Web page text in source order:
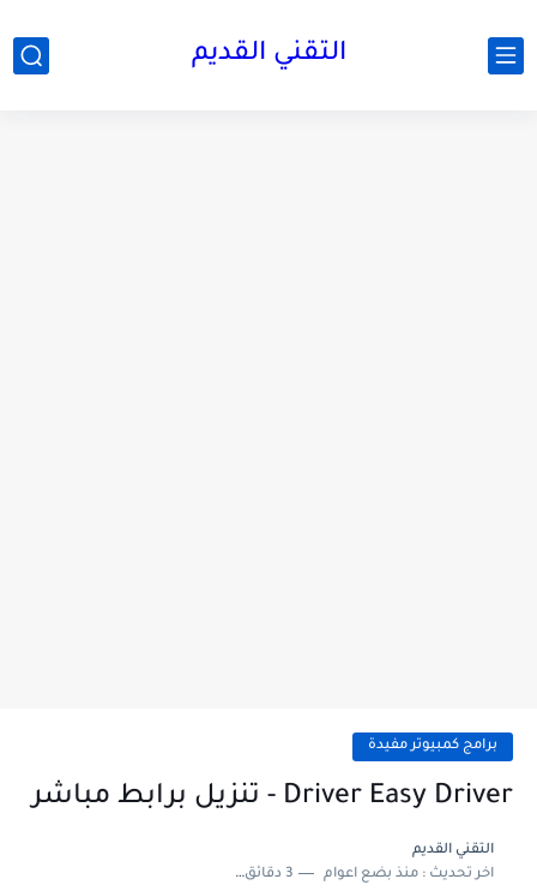
التقني القديم
برامج كمبيوتر مفيدة
Driver Easy Driver - تنزيل برابط مباشر
التقني القديم
اخر تحديث :منذ بضع اعوام 3 دقائق للقراءة